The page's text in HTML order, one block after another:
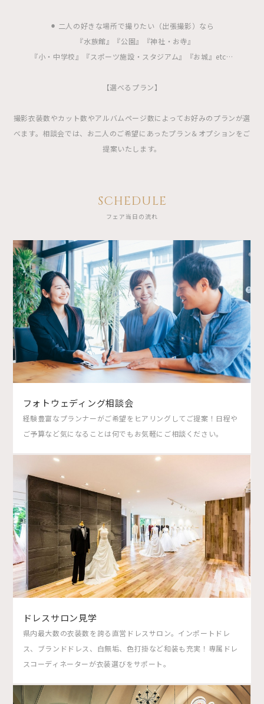
⚫︎ 二人の好きな場所で撮りたい（出張撮影）なら
『水族館』『公園』『神社・お寺』
『小・中学校』『スポーツ施設・スタジアム』『お城』etc…
【選べるプラン】
撮影衣装数やカット数やアルバムページ数によってお好みのプランが選
べます。相談会では、お二人のご希望にあったプラン＆オプションをご
提案いたします。
SCHEDULE
フェア当日の流れ
フォトウェディング相談会
経験豊富なプランナーがご希望をヒアリングしてご提案！日程や
ご予算など気になることは何でもお気軽にご相談ください。
ドレスサロン見学
県内最大数の衣装数を誇る直営ドレスサロン。インポートドレ
ス、ブランドドレス、白無垢、色打掛など和装も充実！専属ドレ
スコーディネーターが衣装選びをサポート。